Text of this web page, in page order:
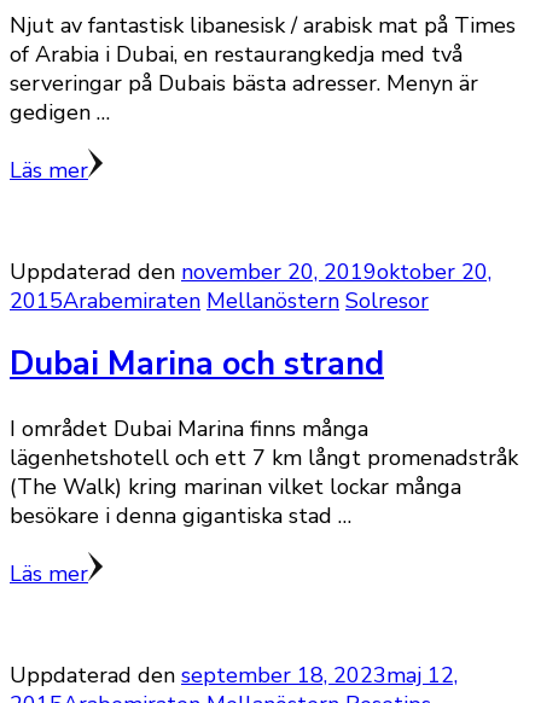
Njut av fantastisk libanesisk / arabisk mat på Times
of Arabia i Dubai, en restaurangkedja med två
serveringar på Dubais bästa adresser. Menyn är
gedigen …
Läs mer
Uppdaterad den november 20, 2019oktober 20,
2015Arabemiraten Mellanöstern Solresor
Dubai Marina och strand
I området Dubai Marina finns många
lägenhetshotell och ett 7 km långt promenadstråk
(The Walk) kring marinan vilket lockar många
besökare i denna gigantiska stad …
Läs mer
Uppdaterad den september 18, 2023maj 12,